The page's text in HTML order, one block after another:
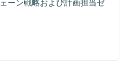
ーン戦略および計画担当ゼ